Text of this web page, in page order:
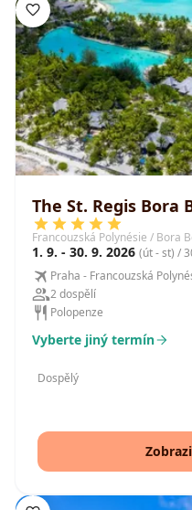
The St. Regis Bora
Francouzská Polynésie / Bora
1. 9. - 30. 9. 2026 (út - st) /
Praha - Francouzská
2 dospělí
Polopenze
Vyberte jiný termín
Dospělý